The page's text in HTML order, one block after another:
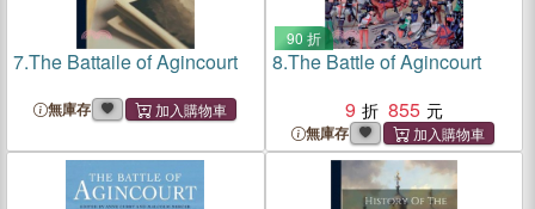
7.The Battaile of Agincourt
無庫存
90 折
8.The Battle of Agincourt
9
855
無庫存